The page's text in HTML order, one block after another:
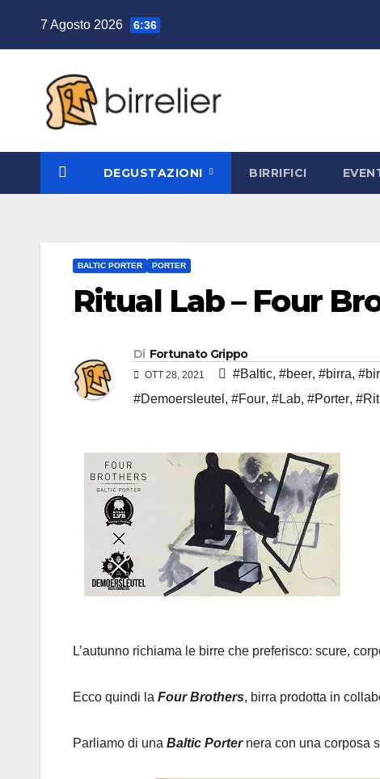
7 Agosto 2026 6:36
DEGUSTAZIONI BIRRIFICI
BALTIC PORTER PORTER
Ritual Lab – Four
Di Fortunato Grippo
OTT 28, 2021 #Baltic, #beer, #birra,
#Demoersleutel , #Four, #Lab, #Porter,
L’autunno richiama le birre che preferisco: scure,
Ecco quindi la Four Brothers, birra prodotta in
Parliamo di una Baltic Porternera con una corposa